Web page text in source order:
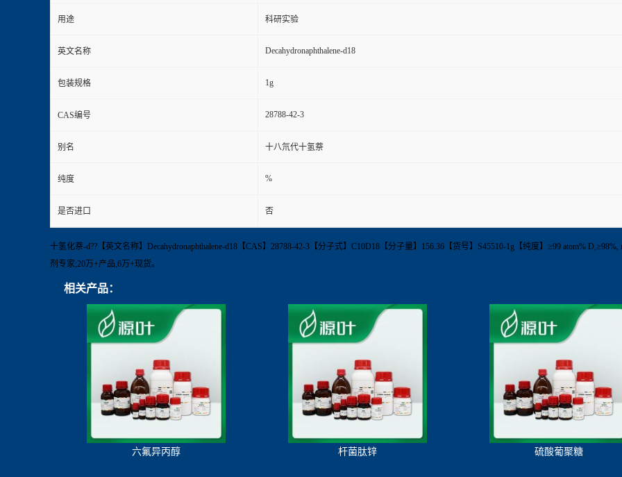
用途 科研实验
英文名称 Decahydronaphthalene-d18
包装规格 1g
CAS编号 28788-42-3
别名 十八氘代十氢萘
纯度 %
是否进口 否
十氢化萘-d??【英文名称】Decahydronaphthalene-d18【CAS】28788-42-3【分子式】C10D18【分子量】156.36【货号】S45510-1g【纯度】≥99 atom%
剂专家;20万+产品,6万+现货。
相关产品：
六氟异丙醇 杆菌肽锌 硫酸葡聚糖